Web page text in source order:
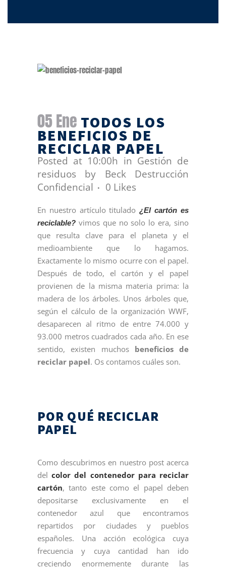
05 Ene TODOS LOS
BENEFICIOS DE
RECICLAR PAPEL
Posted at 10:00h in Gestión de
residuos
by Beck Destrucción
Confidencial
0 Likes
En nuestro artículo titulado¿El cartón es
reciclable? vimos que no solo lo era, sino
que resulta clave para el planeta y el
medioambiente que lo hagamos.
Exactamente lo mismo ocurre con el papel.
Después de todo, el cartón y el papel
provienen de la misma materia prima: la
madera de los árboles. Unos árboles que,
según el cálculo de la organización WWF,
desaparecen al ritmo de entre 74.000 y
93.000 metros cuadrados cada año. En ese
sentido, existen muchosbeneficios de
reciclar papel. Os contamos cuáles son.
POR QUÉ RECICLAR
PAPEL
Como descubrimos en nuestro post acerca
delcolor del contenedor para reciclar
cartón, tanto este como el papel deben
depositarse exclusivamente en el
contenedor azul que encontramos
repartidos por ciudades y pueblos
españoles. Una acción ecológica cuya
frecuencia y cuya cantidad han ido
creciendo enormemente durante las